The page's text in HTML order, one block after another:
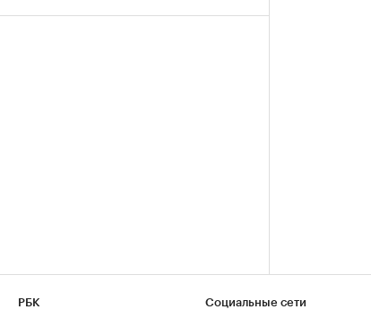
РБК Социальные сети